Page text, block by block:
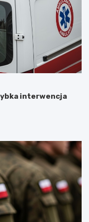
interwencja